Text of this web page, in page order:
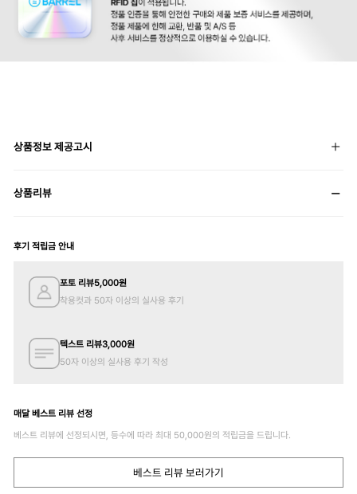
상품정보 제공고시
상품리뷰
후기 적립금 안내
포토 리뷰5,000원
착용컷과 50자 이상의 실사용 후기
텍스트 리뷰3,000원
50자 이상의 실사용 후기 작성
매달 베스트 리뷰 선정
베스트 리뷰에 선정되시면, 등수에 따라 최대 50,000원의 적립금을 드립니다.
베스트 리뷰 보러가기